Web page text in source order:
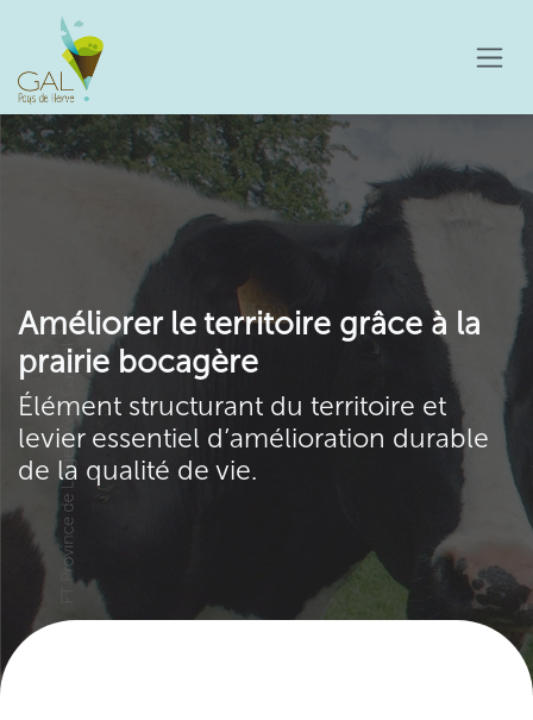
Se rendre au contenu
Améliorer le territoire grâce à la
prairie bocagère
Élément structurant du territoire et
levier essentiel d’amélioration durable
de la qualité de vie.